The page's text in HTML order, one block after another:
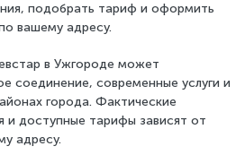
подобрать тариф и оформить
вашему адресу.
в Ужгороде может
соединение, современные услуги и
города. Фактические
и доступные тарифы зависят от
адресу.